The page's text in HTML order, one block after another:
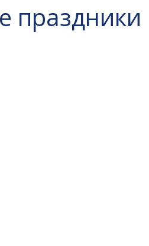
праздники